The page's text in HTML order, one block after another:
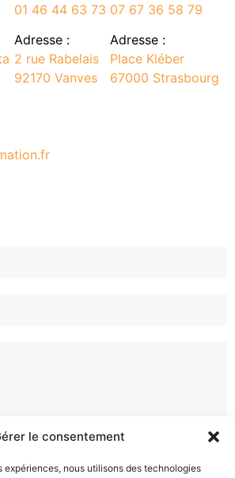
le consentement
expériences, nous utilisons des technologies
01 46 44 63 73
Adresse :
2 rue Rabelais
92170 Vanves
07 67 36 58 79
Adresse :
Place Kléber
67000 Strasbourg